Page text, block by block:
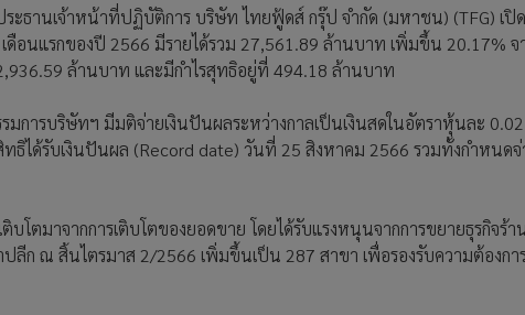
ะธานเจ้าหน้าที่ปฏิบัติการ บริษัท ไทยฟู้ดส์ กรุ๊ป จำกัด (มหาชน) (TFG) เปิด
ดือนแรกของปี 2566 มีรายได้รวม 27,561.89 ล้านบาท เพิ่มขึ้น 20.17% จ
ล้านบาท และมีกำไรสุทธิอยู่ที่ 494.18 ล้านบาท
การบริษัทฯ มีมติจ่ายเงินปันผลระหว่างกาลเป็นเงินสดในอัตราหุ้นละ
ธิได้รับเงินปันผล (Record date) วันที่ 25 สิงหาคม 2566 รวมทั้งกำหนด
โตมาจากการเติบโตของยอดขาย โดยได้รับแรงหนุนจากการขยายธุรกิจร้
ลีก ณ สิ้นไตรมาส 2/2566 เพิ่มขึ้นเป็น 287 สาขา เพื่อรองรับความต้องกา